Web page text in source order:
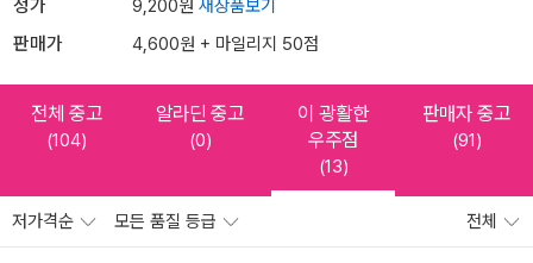
정가 9,200원 새상품보기
판매가 4,600원 + 마일리지 50점
전체 중고
(104)
알라딘 중고
(0)
이 광활한
우주점
(13)
판매자 중고
(91)
저가격순 모든 품질 등급 전체